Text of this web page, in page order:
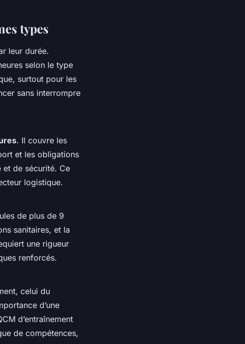
types
leur durée.
selon le type
surtout pour les
sans interrompre
. Il couvre les
et les obligations
et de sécurité. Ce
logistique.
de plus de 9
sanitaires, et la
une rigueur
renforcés.
celui du
d’une
d’entraînement
de compétences,